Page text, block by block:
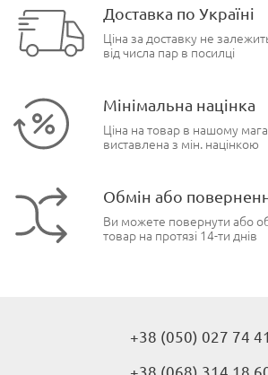
Доставка по Україні
Ціна за доставку не
від числа пар в посилці
Мінімальна націнка
Ціна на товар в нашому
виставлена з мін. націнкою
Обмін або
Ви можете повернути або
товар на протязі 14-ти днів
+38 (050) 027 74 41